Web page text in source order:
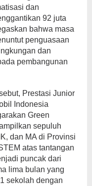
dan
92 juta
bahwa masa
penguasaan
dan
pembangunan
Prestasi Junior
Indonesia
Green
sepuluh
dan MA di Provinsi
atas tantangan
puncak dari
lima bulan yang
sekolah dengan